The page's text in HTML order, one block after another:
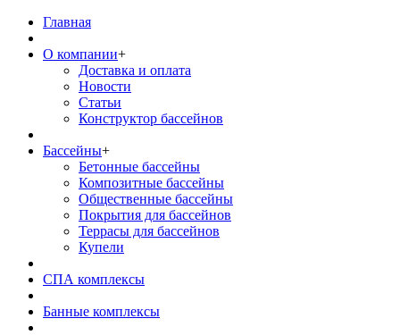
Главная
О компании+
Доставка и оплата
Новости
Статьи
Конструктор бассейнов
Бассейны+
Бетонные бассейны
Композитные бассейны
Общественные бассейны
Покрытия для бассейнов
Террасы для бассейнов
Купели
СПА комплексы
Банные комплексы